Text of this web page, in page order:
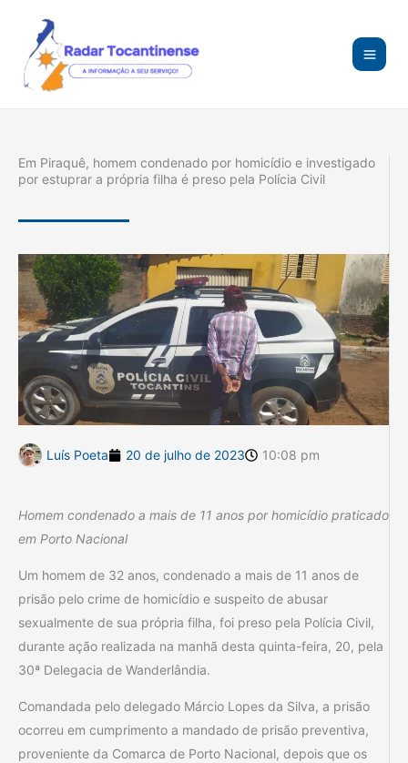
conteúdo
Em Piraquê, homem condenado por homicídio e investigado
por estuprar a própria filha é preso pela Polícia Civil
Luís Poeta 20 de julho de 2023 10:08 pm
Homem condenado a mais de 11 anos por homicídio praticado
em Porto Nacional
Um homem de 32 anos, condenado a mais de 11 anos de
prisão pelo crime de homicídio e suspeito de abusar
sexualmente de sua própria filha, foi preso pela Polícia Civil,
durante ação realizada na manhã desta quinta-feira, 20, pela
30ª Delegacia de Wanderlândia.
Comandada pelo delegado Márcio Lopes da Silva, a prisão
ocorreu em cumprimento a mandado de prisão preventiva,
proveniente da Comarca de Porto Nacional, depois que os